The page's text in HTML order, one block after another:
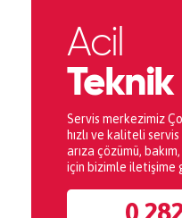
Acil
Servis merkezimiz
hızlı ve kaliteli
arıza çözümü,
için bizimle iletişime
0